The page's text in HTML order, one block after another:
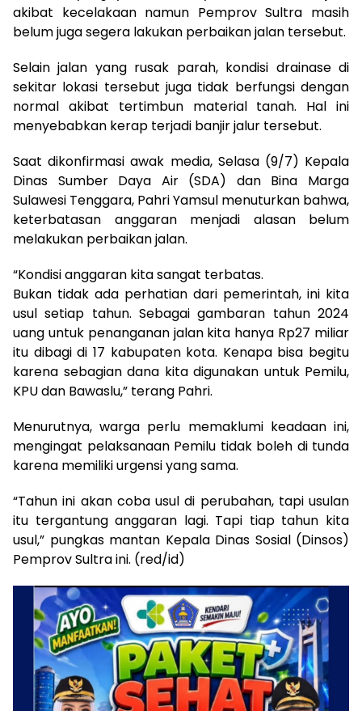
akibat kecelakaan namun Pemprov Sultra masih
belum juga segera lakukan perbaikan jalan tersebut.
Selain jalan yang rusak parah, kondisi drainase di
sekitar lokasi tersebut juga tidak berfungsi dengan
normal akibat tertimbun material tanah. Hal ini
menyebabkan kerap terjadi banjir jalur tersebut.
Saat dikonfirmasi awak media, Selasa (9/7) Kepala
Dinas Sumber Daya Air (SDA) dan Bina Marga
Sulawesi Tenggara, Pahri Yamsul menuturkan bahwa,
keterbatasan anggaran menjadi alasan belum
melakukan perbaikan jalan.
“Kondisi anggaran kita sangat terbatas.
Bukan tidak ada perhatian dari pemerintah, ini kita
usul setiap tahun. Sebagai gambaran tahun 2024
uang untuk penanganan jalan kita hanya Rp27 miliar
itu dibagi di 17 kabupaten kota. Kenapa bisa begitu
karena sebagian dana kita digunakan untuk Pemilu,
KPU dan Bawaslu,” terang Pahri.
Menurutnya, warga perlu memaklumi keadaan ini,
mengingat pelaksanaan Pemilu tidak boleh di tunda
karena memiliki urgensi yang sama.
“Tahun ini akan coba usul di perubahan, tapi usulan
itu tergantung anggaran lagi. Tapi tiap tahun kita
usul,” pungkas mantan Kepala Dinas Sosial (Dinsos)
Pemprov Sultra ini. (red/id)